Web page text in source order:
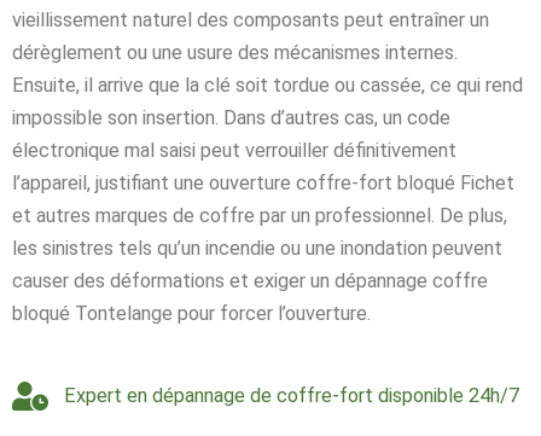
vieillissement naturel des composants peut entraîner un
dérèglement ou une usure des mécanismes internes.
Ensuite, il arrive que la clé soit tordue ou cassée, ce qui rend
impossible son insertion. Dans d’autres cas, un code
électronique mal saisi peut verrouiller définitivement
l’appareil, justifiant une ouverture coffre-fort bloqué Fichet
et autres marques de coffre par un professionnel. De plus,
les sinistres tels qu’un incendie ou une inondation peuvent
causer des déformations et exiger un dépannage coffre
bloqué Tontelange pour forcer l’ouverture.
Expert en dépannage de coffre-fort disponible 24h/7